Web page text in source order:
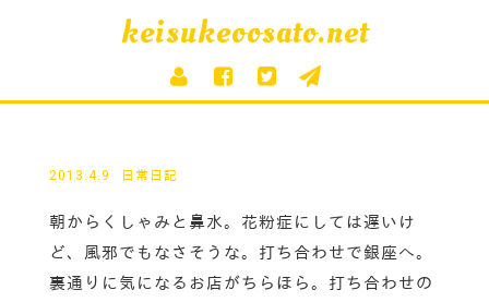
keisukeoosato.net
2013.4.9 日常日記
朝からくしゃみと鼻水。花粉症にしては遅いけ
ど、風邪でもなさそうな。打ち合わせで銀座へ。
裏通りに気になるお店がちらほら。打ち合わせの